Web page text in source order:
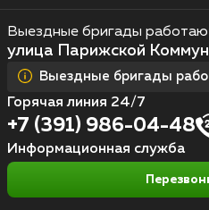
Выездные бригады
улица Парижской
Выездные бригады
Горячая линия 24/7
+7 (391) 986-04-48
Информационная служба